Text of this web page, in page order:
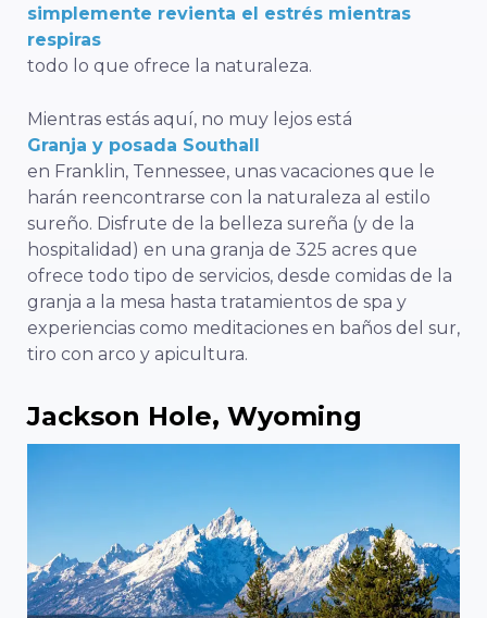
simplemente revienta el estrés mientras
respiras
todo lo que ofrece la naturaleza.
Mientras estás aquí, no muy lejos está
Granja y posada Southall
en Franklin, Tennessee, unas vacaciones que le
harán reencontrarse con la naturaleza al estilo
sureño. Disfrute de la belleza sureña (y de la
hospitalidad) en una granja de 325 acres que
ofrece todo tipo de servicios, desde comidas de la
granja a la mesa hasta tratamientos de spa y
experiencias como meditaciones en baños del sur,
tiro con arco y apicultura.
Jackson Hole, Wyoming